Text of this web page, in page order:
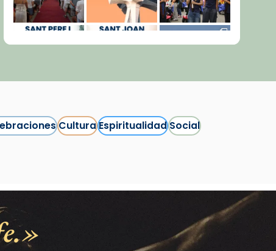
Cargar más... Síguenos en Instagram
CulturaEspiritualidadSocial